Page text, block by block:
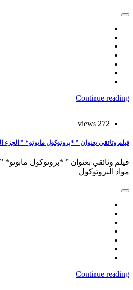
Continue reading
272 views
فيلم وثائقي بعنوان ” *بروتوكول مابوتو* ” الجزء
فيلم وثائقي بعنوان ” *بروتوكول مابوتو*
مواد البروتوكول
Continue reading